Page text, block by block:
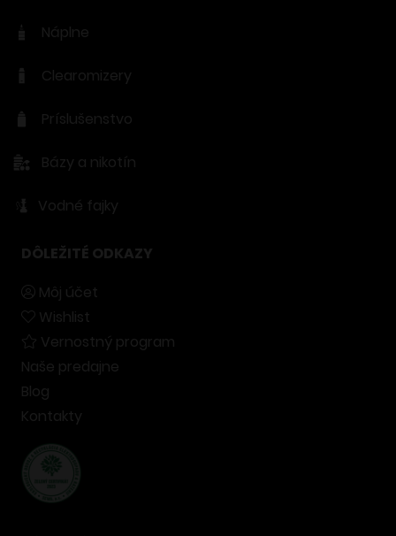
Náplne
Clearomizery
Príslušenstvo
Bázy a nikotín
Vodné fajky
DÔLEŽITÉ ODKAZY
Môj účet
Wishlist
Vernostný program
Naše predajne
Blog
Kontakty